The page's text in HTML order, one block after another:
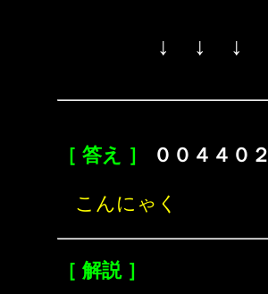
↓ ↓ ↓
［ 答え ］ ００４４０２
こんにゃく
［ 解説 ］